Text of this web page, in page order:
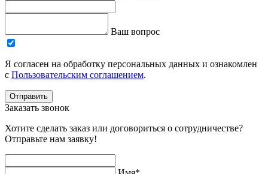
Ваш вопрос
Я согласен на обработку персональных данных и ознакомлен
с Пользовательским соглашением.
Отправить
Заказать звонок
Хотите сделать заказ или договориться о сотрудничестве?
Отправьте нам заявку!